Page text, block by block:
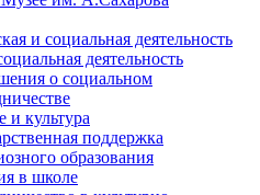
и социальная деятельность
деятельность
о социальном
и культура
поддержка
образования
в школе